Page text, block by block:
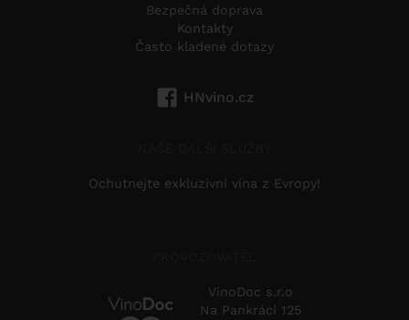
Bezpečná doprava
Kontakty
Často kladené dotazy
HNvino.cz
Ochutnejte exkluzivní vína z Evropy!
VinoDoc s.r.o
Na Pankráci 125